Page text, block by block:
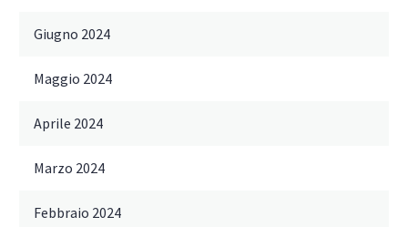
Giugno 2024
Maggio 2024
Aprile 2024
Marzo 2024
Febbraio 2024